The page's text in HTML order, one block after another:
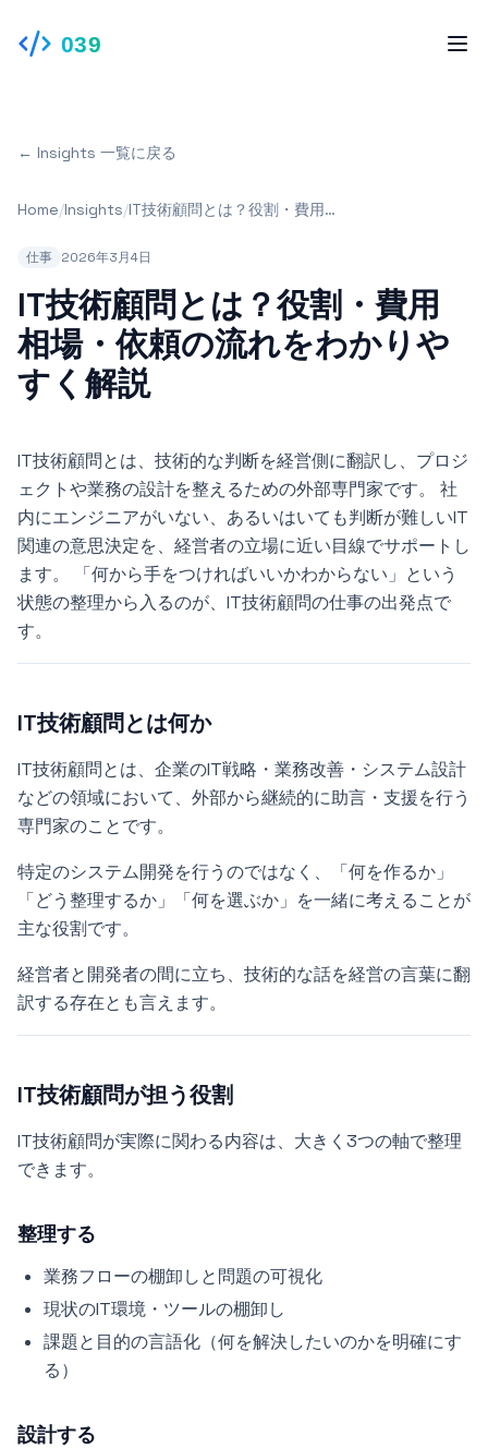
039
← Insights 一覧に戻る
Home/Insights/IT技術顧問とは？役割・費用相
解説
仕事 2026年3月4日
IT技術顧問とは？役割・費用
相場・依頼の流れをわかりや
すく解説
IT技術顧問とは、技術的な判断を経営側に翻訳し、プロジ
ェクトや業務の設計を整えるための外部専門家です。 社
内にエンジニアがいない、あるいはいても判断が難しいIT
関連の意思決定を、経営者の立場に近い目線でサポートし
ます。 「何から手をつければいいかわからない」という
状態の整理から入るのが、IT技術顧問の仕事の出発点で
す。
IT技術顧問とは何か
IT技術顧問とは、企業のIT戦略・業務改善・システム設計
などの領域において、外部から継続的に助言・支援を行う
専門家のことです。
特定のシステム開発を行うのではなく、「何を作るか」
「どう整理するか」「何を選ぶか」を一緒に考えることが
主な役割です。
経営者と開発者の間に立ち、技術的な話を経営の言葉に翻
訳する存在とも言えます。
IT技術顧問が担う役割
IT技術顧問が実際に関わる内容は、大きく3つの軸で整理
できます。
整理する
業務フローの棚卸しと問題の可視化
現状のIT環境・ツールの棚卸し
課題と目的の言語化（何を解決したいのかを明確にす
る）
設計する